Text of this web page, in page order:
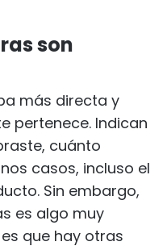
son
más directa y
pertenece. Indican
cuánto
casos, incluso el
Sin embargo,
es algo muy
que hay otras